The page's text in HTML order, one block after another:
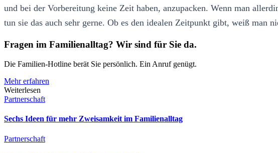
und bei der Vorbereitung keine Zeit haben, anzupacken. Wenn man
tun sie das auch sehr gerne. Ob es den idealen Zeitpunkt gibt, weiß man
Fragen im Familienalltag? Wir sind für Sie da.
Die Familien-Hotline berät Sie persönlich. Ein Anruf genügt.
Mehr erfahren
Weiterlesen
Partnerschaft
Sechs Ideen für mehr Zweisamkeit im Familienalltag
Partnerschaft